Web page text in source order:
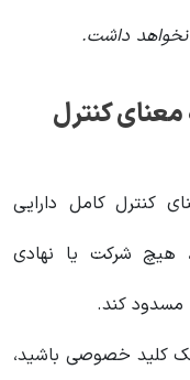
نخواهد داشت.
کنترل
کنترل کامل دارایی
هیچ شرکت یا نهادی
مسدود کند.
کلید خصوصی باشید،